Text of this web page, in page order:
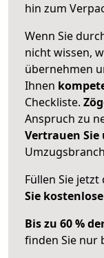
hin zum
Wenn Sie
nicht wissen,
übernehmen
Ihnen
Checkliste.
Anspruch zu
Vertrauen Sie
Füllen Sie
Sie
Bis zu 60 %
finden Sie nur